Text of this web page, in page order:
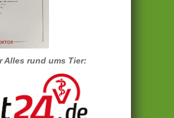
Alles rund ums Tier: